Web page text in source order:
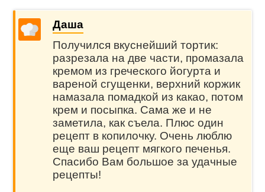
Даша
Получился вкуснейший тортик:
разрезала на две части, промазала
кремом из греческого йогурта и
вареной сгущенки, верхний коржик
намазала помадкой из какао, потом
крем и посыпка. Сама же и не
заметила, как съела. Плюс один
рецепт в копилочку. Очень люблю
еще ваш рецепт мягкого печенья.
Спасибо Вам большое за удачные
рецепты!